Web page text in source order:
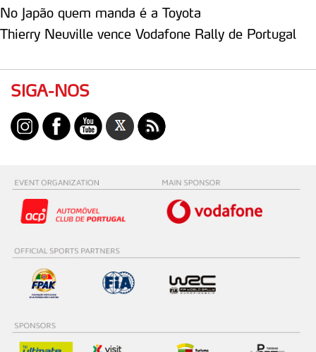
No Japão quem manda é a Toyota
Thierry Neuville vence Vodafone Rally de Portugal
SIGA-NOS